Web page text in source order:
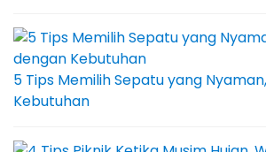
5 Tips Memilih Sepatu yang
Kebutuhan